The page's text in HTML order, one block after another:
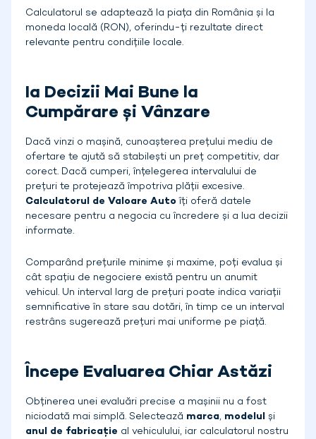
Calculatorul se adaptează la piața din România și la
moneda locală (RON), oferindu-ți rezultate direct
relevante pentru condițiile locale.
Ia Decizii Mai Bune la
Cumpărare și Vânzare
Dacă vinzi o mașină, cunoașterea prețului mediu de
ofertare te ajută să stabilești un preț competitiv, dar
corect. Dacă cumperi, înțelegerea intervalului de
prețuri te protejează împotriva plății excesive.
Calculatorul de Valoare Autoîți oferă datele
necesare pentru a negocia cu încredere și a lua decizii
informate.
Comparând prețurile minime și maxime, poți evalua și
cât spațiu de negociere există pentru un anumit
vehicul. Un interval larg de prețuri poate indica variații
semnificative în stare sau dotări, în timp ce un interval
restrâns sugerează prețuri mai uniforme pe piață.
Începe Evaluarea Chiar Astăzi
Obținerea unei evaluări precise a mașinii nu a fost
niciodată mai simplă. Selectează marca, modelul și
anul de fabricație al vehiculului, iar calculatorul nostru